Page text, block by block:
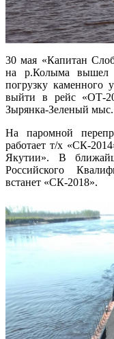
30 мая «Капитан
на р.Колыма вышел
погрузку каменного
выйти в рейс «ОТ-
Зырянка-Зеленый мыс.
На паромной
работает т/х «СК-
Якутии». В
Российского
встанет «СК-2018».